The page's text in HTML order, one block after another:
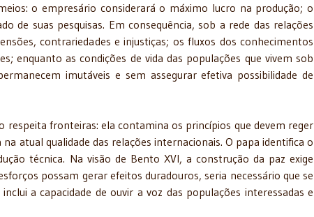
o empresário considerará o máximo lucro na produção; o
de suas pesquisas. Em consequência, sob a rede das relações
contrariedades e injustiças; os fluxos dos conhecimentos
enquanto as condições de vida das populações que vivem sob
imutáveis e sem assegurar efetiva possibilidade de
respeita fronteiras: ela contamina os princípios que devem reger
atual qualidade das relações internacionais. O papa identifica o
técnica. Na visão de Bento XVI, a construção da paz exige
possam gerar efeitos duradouros, seria necessário que se
a capacidade de ouvir a voz das populações interessadas e